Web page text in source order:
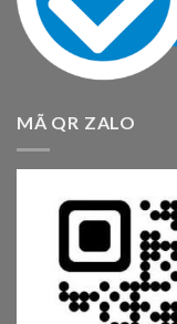
MÃ QR ZALO